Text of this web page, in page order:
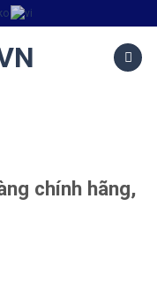
chính hãng,